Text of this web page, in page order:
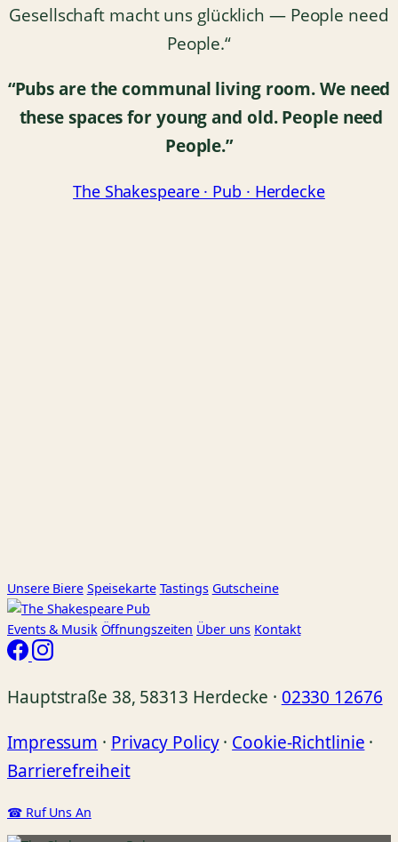
Gesellschaft macht uns glücklich — People need
People.“
“Pubs are the communal living room.We need
these spaces for young and old.People need
People.”
The Shakespeare · Pub · Herdecke
Unsere Biere Speisekarte Tastings Gutscheine
Events& Musik Öffnungszeiten Über uns Kontakt
Hauptstraße 38, 58313 Herdecke · 02330 12676
Impressum · Privacy Policy· Cookie-Richtlinie ·
Barrierefreiheit
☎ Ruf Uns An